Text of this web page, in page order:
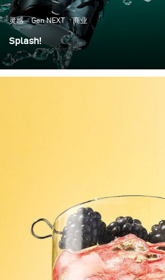
灵感 Gen NEXT 商业
Splash!
I have always been a big fan of
photography, so this time I decided